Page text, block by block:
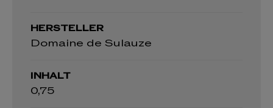
HERSTELLER
Domaine de Sulauze
INHALT
0,75